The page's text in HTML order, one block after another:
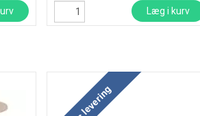
Læg i kurv